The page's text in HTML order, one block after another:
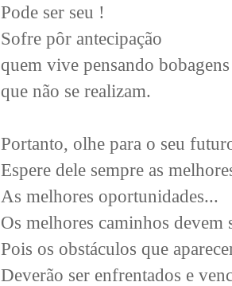
Pode ser seu !
Sofre pôr antecipação
quem vive pensando bobagens
que não se realizam.
Portanto, olhe para o seu
Espere dele sempre as
As melhores oportunidades...
Os melhores caminhos devem
Pois os obstáculos que
Deverão ser enfrentados e